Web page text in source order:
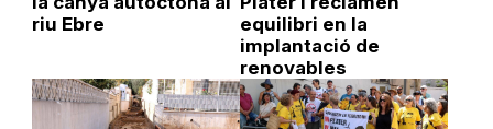
riu Ebre
equilibri en la
implantació de
renovables